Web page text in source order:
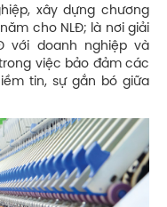
xây dựng chương
cho NLĐ; là nơi giải
với doanh nghiệp và
việc bảo đảm các
tin, sự gắn bó giữa